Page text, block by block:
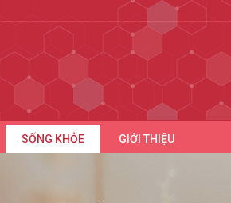
SỐNG KHỎE GIỚI THIỆU